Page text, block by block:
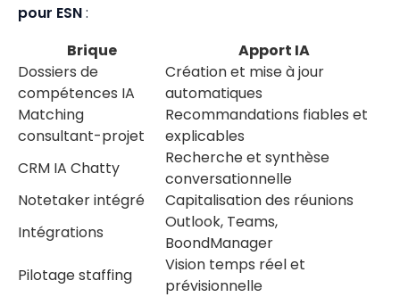
pour ESN:
Brique
Apport IA
Dossiers de
compétences IA
Création et mise à jour
automatiques
Matching
consultant-projet
Recommandations fiables et
explicables
CRM IA Chatty
Recherche et synthèse
conversationnelle
Notetaker intégré
Capitalisation des réunions
Intégrations
Outlook, Teams,
BoondManager
Pilotage staffing
Vision temps réel et
prévisionnelle